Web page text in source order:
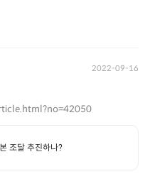
2022-09-16
조달 추진하나?